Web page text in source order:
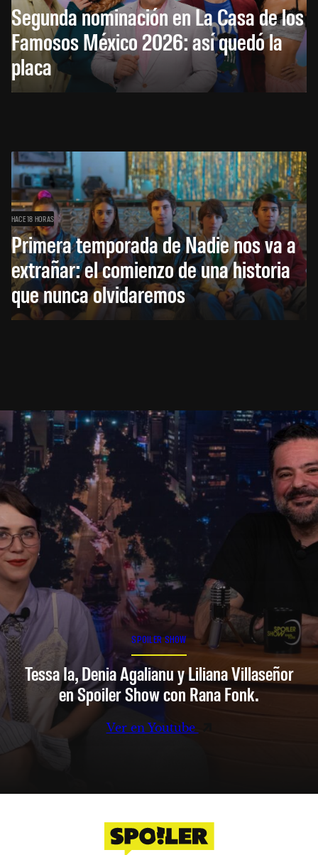
Segunda nominación en La Casa de los
Famosos México 2026: así quedó la
placa
HACE 18 HORAS
Primera temporada de Nadie nos va a
extrañar: el comienzo de una historia
que nunca olvidaremos
SPOILER SHOW
Tessa Ia, Denia Agalianu y Liliana Villaseñor
en Spoiler Show con Rana Fonk.
Ver en Youtube